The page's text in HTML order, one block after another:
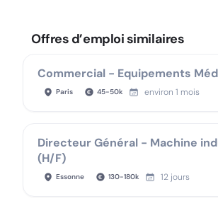
Offres d’emploi similaires
Commercial - Equipements
Paris 45-50k environ 1 mois
Directeur Général - Machine
(H/F)
Essonne 130-180k 12 jours